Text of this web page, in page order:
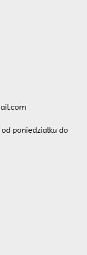
poniedziałku do